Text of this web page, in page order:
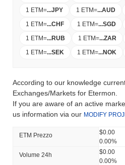
1 ETM=...JPY 1 ETM=...AUD
1 ETM=...CHF 1 ETM=...SGD
1 ETM=...RUB 1 ETM=...ZAR
1 ETM=...SEK 1 ETM=...NOK
According to our knowledge
Exchanges/Markets for Etermon.
If you are aware of an active
us information via our MODIFY
ETM Prezzo
$0.00
0.00%
Volume 24h
$0.00
0.00%